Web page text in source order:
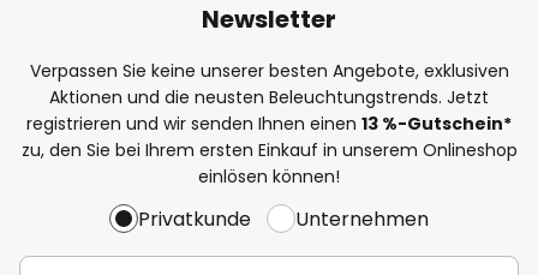
Newsletter
Verpassen Sie keine unserer besten Angebote, exklusiven
Aktionen und die neusten Beleuchtungstrends. Jetzt
registrieren und wir senden Ihnen einen 13 %-Gutschein*
zu, den Sie bei Ihrem ersten Einkauf in unserem Onlineshop
einlösen können!
Privatkunde Unternehmen